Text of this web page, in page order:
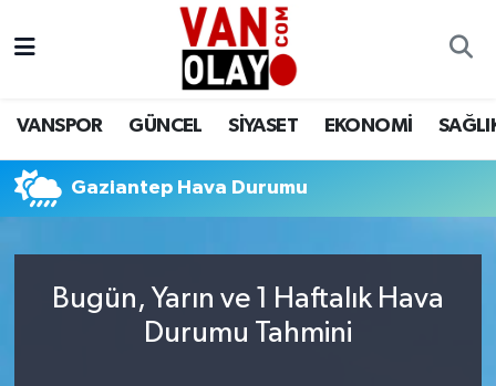
VANSPOR GÜNCEL SİYASET EKONOMİ
Gaziantep Hava Durumu
Bugün, Yarın ve 1 Haftalık Hava
Durumu Tahmini
Siyaset
Ekonomi
Sağlık
Van Nöbetçi Eczaneler
Van Namaz Vakitleri
Van Trafik Yoğunluk Haritası
Süper Lig Puan Durumu ve Fikstür